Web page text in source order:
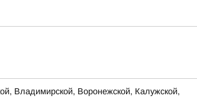
Владимирской, Воронежской, Калужской,